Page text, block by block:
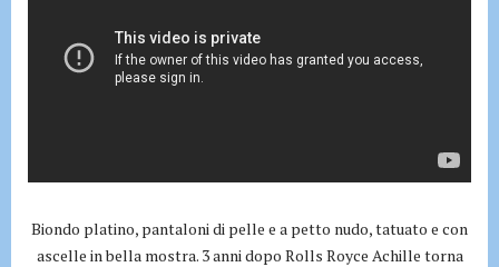
Biondo platino, pantaloni di pelle e a petto nudo, tatuato e con
ascelle in bella mostra. 3 anni dopo Rolls Royce Achille torna